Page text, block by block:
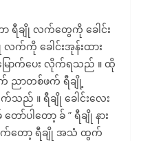
ာ ရီချို လက်တွေကို ခေါင်း
က်ကို ခေါင်းအုန်းထား
ောက်ပေး လိုက်ရသည် ။ ထို
ညာတစ်ဖက် ရီချို့
ည် ။ ရီချို ခေါင်းလေး
ာ်ပါတော့ ခ် ” ရီချို နား
တော့ ရီချို အသံ ထွက်